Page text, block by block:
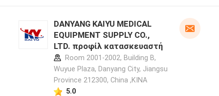
DANYANG KAIYU MEDICAL
EQUIPMENT SUPPLY CO.,
LTD. προφίλ κατασκευαστή
Room 2001-2002, Building B,
Wuyue Plaza, Danyang City, Jiangsu
Province 212300, China ,ΚΙΝΑ
5.0